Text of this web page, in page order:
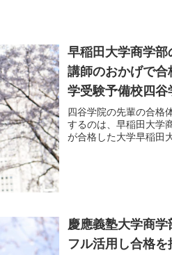
早稲田大学商学
講師のおかげで
学受験予備校四谷
四谷学院の先輩の合格
するのは、早稲田大学
が合格した大学早稲田
慶應義塾大学商
フル活用し合格